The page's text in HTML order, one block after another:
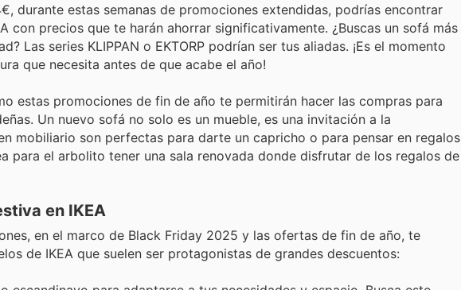
durante estas semanas de promociones extendidas, podrías encontrar
con precios que te harán ahorrar significativamente. ¿Buscas un sofá más
Las series KLIPPAN o EKTORP podrían ser tus aliadas. ¡Es el momento
que necesita antes de que acabe el año!
estas promociones de fin de año te permitirán hacer las compras para
Un nuevo sofá no solo es un mueble, es una invitación a la
mobiliario son perfectas para darte un capricho o para pensar en regalos
para el arbolito tener una sala renovada donde disfrutar de los regalos de
en IKEA
en el marco de Black Friday 2025 y las ofertas de fin de año, te
de IKEA que suelen ser protagonistas de grandes descuentos: